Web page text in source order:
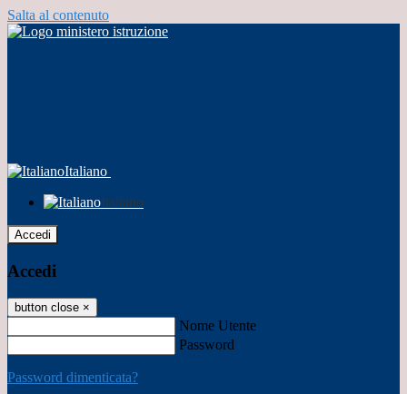
Salta al contenuto
Italiano
Italiano
Accedi
Accedi
button close ×
Nome Utente
Password
Password dimenticata?